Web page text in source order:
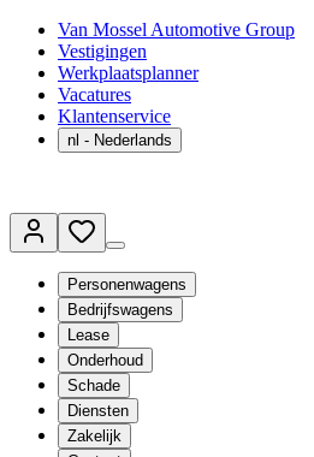
Van Mossel Automotive Group
Vestigingen
Werkplaatsplanner
Vacatures
Klantenservice
nl - Nederlands
Personenwagens
Bedrijfswagens
Lease
Onderhoud
Schade
Diensten
Zakelijk